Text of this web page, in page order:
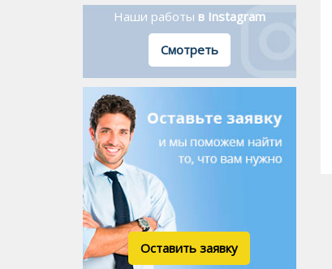
Наши работы в Instagram
Смотреть
Оставить заявку